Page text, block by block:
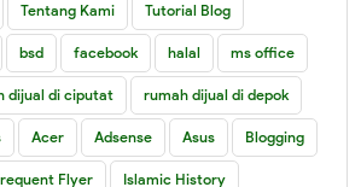
Tentang Kami Tutorial Blog
bsd facebook halal ms office
dijual di ciputat rumah dijual di depok
Acer Adsense Asus Blogging
Flyer Islamic History